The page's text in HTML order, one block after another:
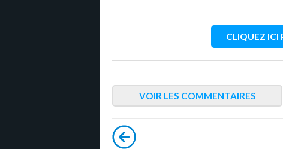
CLIQUEZ ICI
VOIR LES COMMENTAIRES